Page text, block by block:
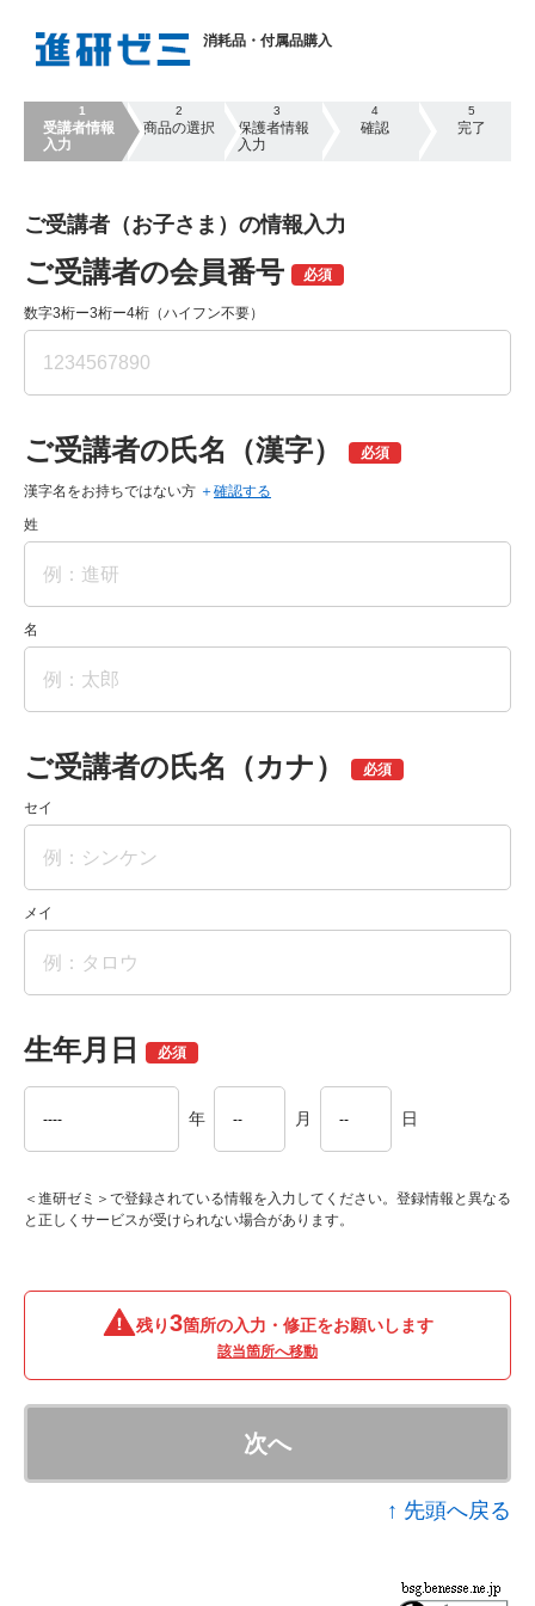
消耗品・付属品購入
1
受講者情報
入力
2
商品の選択
3
保護者情報
入力
4
確認
5
完了
ご受講者（お子さま）の情報入力
ご受講者の会員番号
数字3桁ー3桁ー4桁（ハイフン不要）
ご受講者の氏名（漢字）
漢字名をお持ちではない方
確認する
姓
名
ご受講者の氏名（カナ）
セイ
メイ
生年月日
年 月 日
＜進研ゼミ＞で登録されている情報を入力してください。登録情報と異なる
と正しくサービスが受けられない場合があります。
残り3箇所の入力・修正をお願いします
該当箇所へ移動
次へ
↑ 先頭へ戻る